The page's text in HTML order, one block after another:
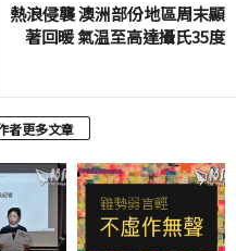
熱浪侵襲 澳洲部份地區周末顯
著回暖 氣温至高達攝氏35度
者更多文章